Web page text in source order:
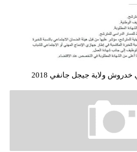
ولاية جيجل جانفي 2018